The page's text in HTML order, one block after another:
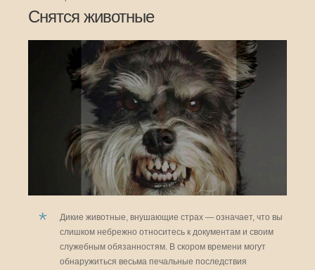
Снятся животные
Дикие животные, внушающие страх — означает, что вы
слишком небрежно относитесь к документам и своим
служебным обязанностям. В скором времени могут
обнаружиться весьма печальные последствия